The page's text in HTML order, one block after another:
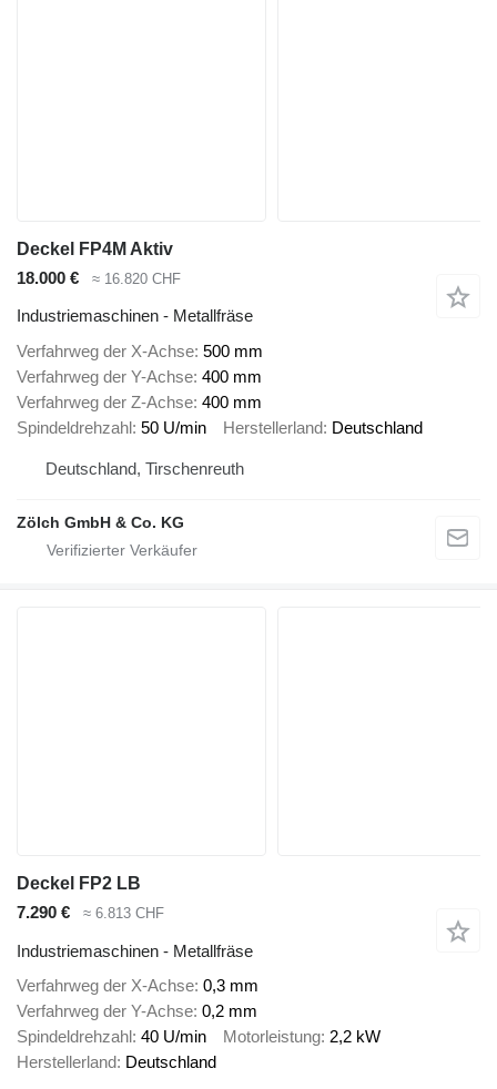
Deckel FP4M Aktiv
18.000 €
≈ 16.820 CHF
Industriemaschinen - Metallfräse
Verfahrweg der X-Achse 500 mm
Verfahrweg der Y-Achse 400 mm
Verfahrweg der Z-Achse 400 mm
Spindeldrehzahl 50 U/min Herstellerland Deutschland
Deutschland, Tirschenreuth
Zölch GmbH & Co. KG
Deckel FP2 LB
7.290 €
≈ 6.813 CHF
Industriemaschinen - Metallfräse
Verfahrweg der X-Achse 0,3 mm
Verfahrweg der Y-Achse 0,2 mm
Spindeldrehzahl 40 U/min Motorleistung 2,2 kW
Herstellerland Deutschland